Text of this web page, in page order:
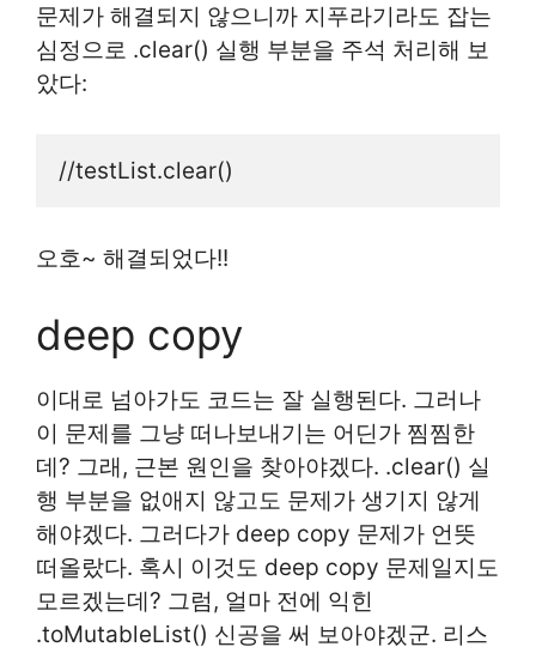
문제가 해결되지 않으니까 지푸라기라도 잡는
심정으로 .clear() 실행 부분을 주석 처리해 보
았다:
//testList.clear()
오호~ 해결되었다!!
deep copy
이대로 넘아가도 코드는 잘 실행된다. 그러나
이 문제를 그냥 떠나보내기는 어딘가 찜찜한
데? 그래, 근본 원인을 찾아야겠다. .clear() 실
행 부분을 없애지 않고도 문제가 생기지 않게
해야겠다. 그러다가 deep copy 문제가 언뜻
떠올랐다. 혹시 이것도 deep copy 문제일지도
모르겠는데? 그럼, 얼마 전에 익힌
.toMutableList() 신공을 써 보아야겠군. 리스